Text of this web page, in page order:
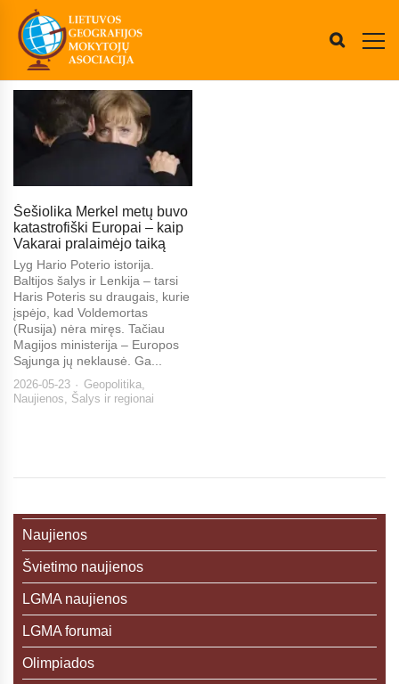
Šešiolika Merkel metų buvo
katastrofiški Europai – kaip
Vakarai pralaimėjo taiką
Lyg Hario Poterio istorija.
Baltijos šalys ir Lenkija – tarsi
Haris Poteris su draugais, kurie
įspėjo, kad Voldemortas
(Rusija) nėra miręs. Tačiau
Magijos ministerija – Europos
Sąjunga jų neklausė. Ga...
2026-05-23 Geopolitika,
Naujienos, Šalys ir regionai
Naujienos
Švietimo naujienos
LGMA naujienos
LGMA forumai
Olimpiados